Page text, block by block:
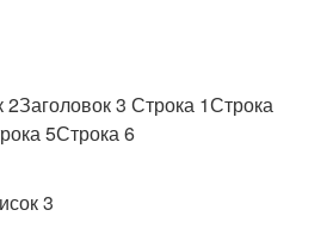
2Заголовок 3 Строка 1Строка
5Строка 6
3